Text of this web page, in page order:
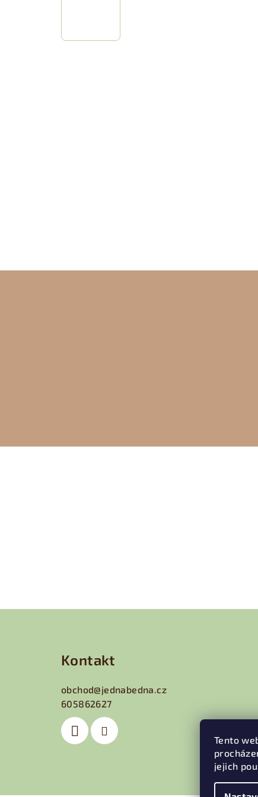
Tento
jejich
Kontakt
obchod@jednabedna.cz
605862627